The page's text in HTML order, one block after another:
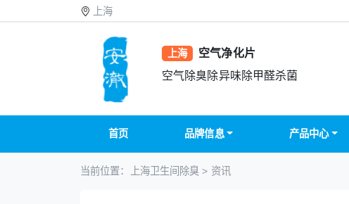
上海
上海
空气净化片
空气除臭除异味除甲醛杀菌
首页 品牌信息 产品中心
当前位置： 上海卫生间除臭 > 资讯